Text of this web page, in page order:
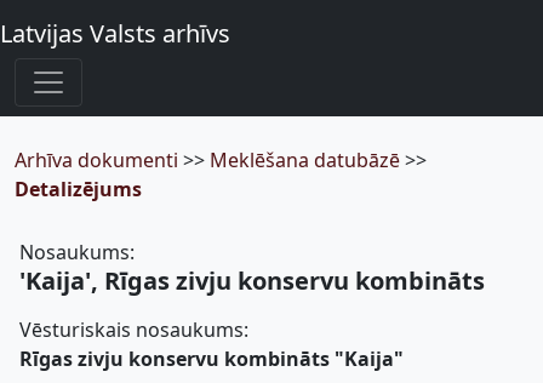
Latvijas Valsts arhīvs
Arhīva dokumenti >> Meklēšana datubāzē>>
Detalizējums
Nosaukums:
'Kaija', Rīgas zivju konservu kombināts
Vēsturiskais nosaukums:
Rīgas zivju konservu kombināts "Kaija"